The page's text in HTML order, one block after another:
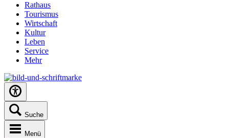
Rathaus
Tourismus
Wirtschaft
Kultur
Leben
Service
Mehr
Suche
Menü